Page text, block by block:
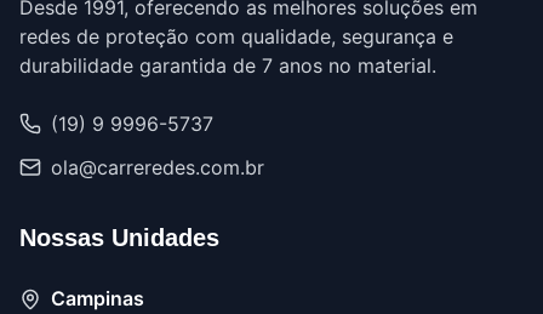
Desde 1991, oferecendo as melhores soluções em
redes de proteção com qualidade, segurança e
durabilidade garantida de 7 anos no material.
(19) 9 9996-5737
ola@carreredes.com.br
Nossas Unidades
Campinas